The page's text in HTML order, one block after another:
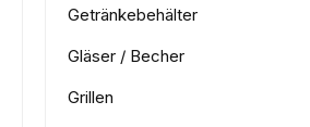
Getränkebehälter
Gläser / Becher
Grillen